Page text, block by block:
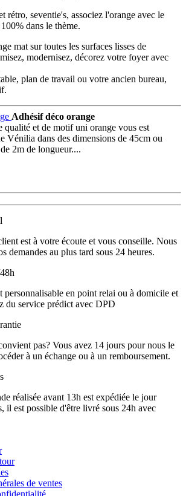
rétro, seventie's, associez l'orange avec le
dans le thème.
mat sur toutes les surfaces lisses de
modernisez, décorez votre foyer avec
plan de travail ou votre ancien bureau,
Adhésif déco orange
qualité et de motif uni orange vous est
Vénilia dans des dimensions de 45cm ou
2m de longueur....
est à votre écoute et vous conseille. Nous
demandes au plus tard sous 24 heures.
personnalisable en point relai ou à domicile et
du service prédict avec DPD
pas? Vous avez 14 jours pour nous le
à un échange ou à un remboursement.
réalisée avant 13h est expédiée le jour
il est possible d'être livré sous 24h avec
de ventes